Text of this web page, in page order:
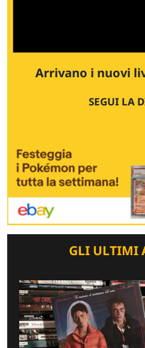
Arrivano i nuovi
SEGUI LA
GLI ULTIMI